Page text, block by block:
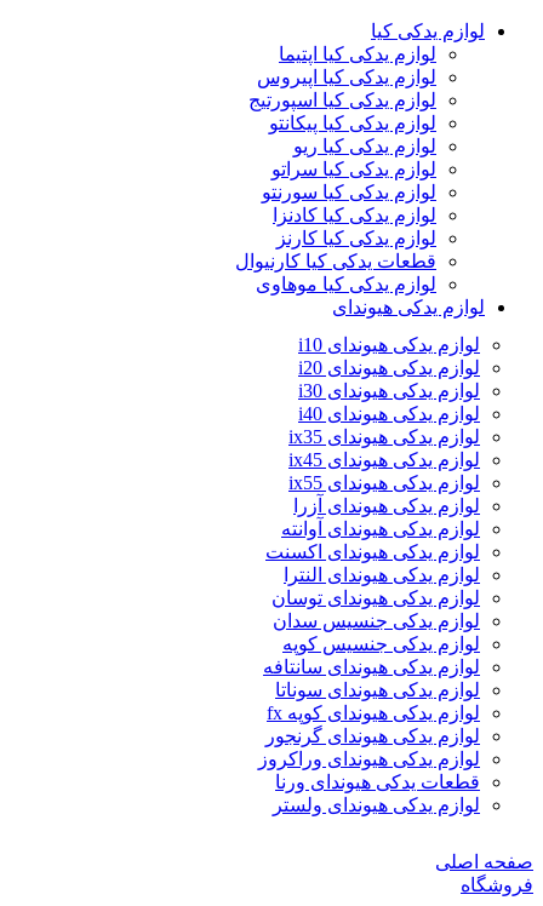
لوازم یدکی کیا
لوازم یدکی کیا اپتیما
لوازم یدکی کیا اپیروس
لوازم یدکی کیا اسپورتیج
لوازم یدکی کیا پیکانتو
لوازم یدکی کیا ریو
لوازم یدکی کیا سراتو
لوازم یدکی کیا سورنتو
لوازم یدکی کیا کادنزا
لوازم یدکی کیا کارنز
قطعات یدکی کیا کارنیوال
لوازم یدکی کیا موهاوی
لوازم یدکی هیوندای
لوازم یدکی هیوندای i10
لوازم یدکی هیوندای i20
لوازم یدکی هیوندای i30
لوازم یدکی هیوندای i40
لوازم یدکی هیوندای ix35
لوازم یدکی هیوندای ix45
لوازم یدکی هیوندای ix55
لوازم یدکی هیوندای آزرا
لوازم یدکی هیوندای آوانته
لوازم یدکی هیوندای اکسنت
لوازم یدکی هیوندای النترا
لوازم یدکی هیوندای توسان
لوازم یدکی جنسیس سدان
لوازم یدکی جنسیس کوپه
لوازم یدکی هیوندای سانتافه
لوازم یدکی هیوندای سوناتا
لوازم یدکی هیوندای کوپه fx
لوازم یدکی هیوندای گرنجور
لوازم یدکی هیوندای وراکروز
قطعات یدکی هیوندای ورنا
لوازم یدکی هیوندای ولستر
صفحه اصلی
فروشگاه